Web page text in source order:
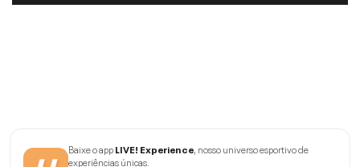
Baixe o appLIVE! Experience , nosso universo esportivo de
experiências únicas.